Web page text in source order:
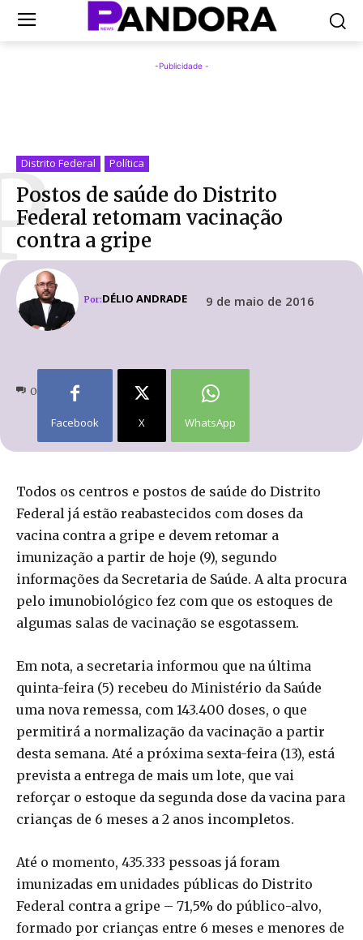
-Publicidade -
Distrito Federal Política
Postos de saúde do Distrito
Federal retomam vacinação
contra a gripe
Por:DÉLIO ANDRADE 9 de maio de 2016
0
Facebook X WhatsApp
Todos os centros e postos de saúde do Distrito
Federal já estão reabastecidos com doses da
vacina contra a gripe e devem retomar a
imunização a partir de hoje (9), segundo
informações da Secretaria de Saúde. A alta procura
pelo imunobiológico fez com que os estoques de
algumas salas de vacinação se esgotassem.
Em nota, a secretaria informou que na última
quinta-feira (5) recebeu do Ministério da Saúde
uma nova remessa, com 143.400 doses, o que
permitirá a normalização da vacinação a partir
desta semana. Até a próxima sexta-feira (13), está
prevista a entrega de mais um lote, que vai
reforçar o estoque da segunda dose da vacina para
crianças de 6 meses a 2 anos incompletos.
Até o momento, 435.333 pessoas já foram
imunizadas em unidades públicas do Distrito
Federal contra a gripe – 71,5% do público-alvo,
formado por crianças entre 6 meses e menores de